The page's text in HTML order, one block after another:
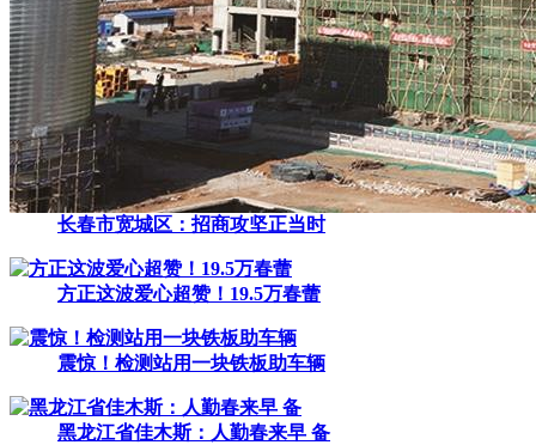
长春市宽城区：招商攻坚正当时
方正这波爱心超赞！19.5万春蕾
震惊！检测站用一块铁板助车辆
黑龙江省佳木斯：人勤春来早 备